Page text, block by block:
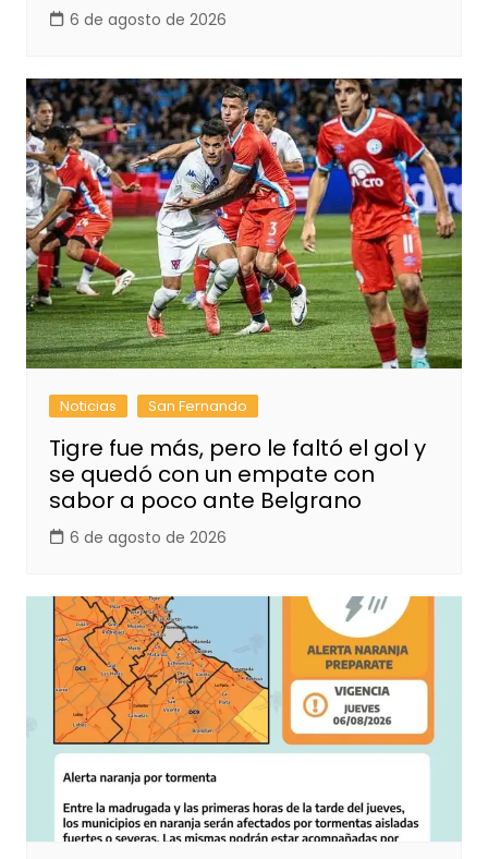
6 de agosto de 2026
Noticias San Fernando
Tigre fue más, pero le faltó el gol y
se quedó con un empate con
sabor a poco ante Belgrano
6 de agosto de 2026